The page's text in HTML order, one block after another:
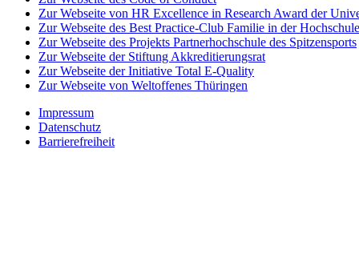
Zur Webseite von HR Excellence in Research Award der
Zur Webseite des Best Practice-Club Familie in der Hochschule
Zur Webseite des Projekts Partnerhochschule des Spitzensports
Zur Webseite der Stiftung Akkreditierungsrat
Zur Webseite der Initiative Total E-Quality
Zur Webseite von Weltoffenes Thüringen
Impressum
Datenschutz
Barrierefreiheit